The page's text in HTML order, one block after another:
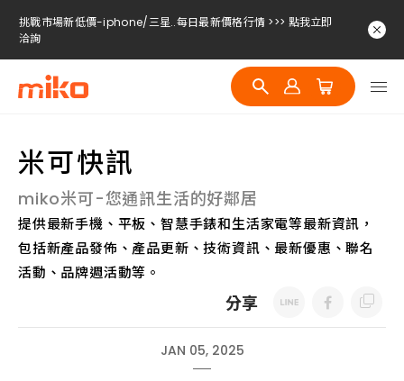
挑戰市場新低價-iphone/三星..每日最新價格行情 >>> 點我立即
洽詢
挑戰市場新低價-iphone/三星..每日最新價格行情 >>> 點我立即
洽詢
挑戰市場新低價-iphone/三星..每日最新價格行情 >>> 點我立即
米可快訊
miko米可-您通訊生活的好鄰居
提供最新手機、平板、智慧手錶和生活家電等最新資訊，
包括新產品發佈、產品更新、技術資訊、最新優惠、聯名
活動、品牌週活動等。
分享
JAN 05, 2025